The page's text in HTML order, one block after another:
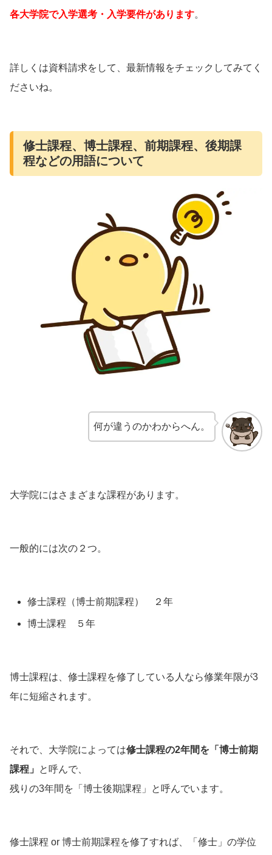
各大学院で入学選考・入学要件があります。
詳しくは資料請求をして、最新情報をチェックしてみてく
ださいね。
修士課程、博士課程、前期課程、後期課
程などの用語について
何が違うのかわからへん。
大学院にはさまざまな課程があります。
一般的には次の２つ。
修士課程（博士前期課程） ２年
博士課程 ５年
博士課程は、修士課程を修了している人なら修業年限が3
年に短縮されます。
それで、大学院によっては修士課程の2年間を「博士前期
課程」
と呼んで、
残りの3年間を「博士後期課程」と呼んでいます。
修士課程 or 博士前期課程を修了すれば、「修士」の学位